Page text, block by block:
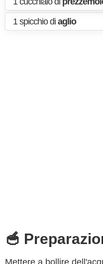
1 spicchio di aglio
🥣
Mettere a bollire